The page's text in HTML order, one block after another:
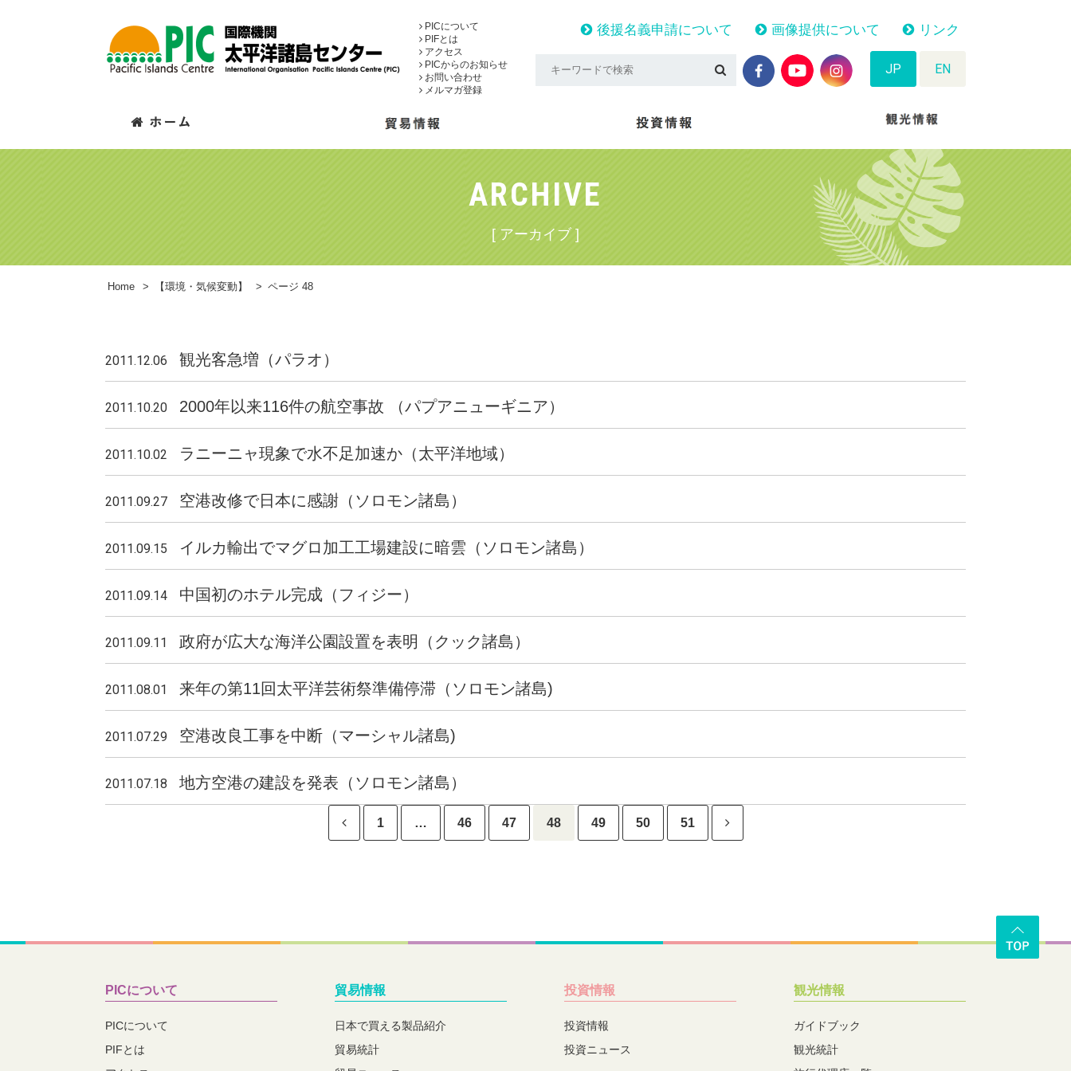
PICについて
PIFとは
アクセス
PICからのお知らせ
お問い合わせ
メルマガ登録
後援名義申請について 画像提供について リンク
JP EN
ARCHIVE
[ アーカイブ ]
Home > 【環境・気候変動】 > ページ 48
2011.12.06 観光客急増（パラオ）
2011.10.20 2000年以来116件の航空事故 （パプアニューギニア）
2011.10.02 ラニーニャ現象で水不足加速か（太平洋地域）
2011.09.27 空港改修で日本に感謝（ソロモン諸島）
2011.09.15 イルカ輸出でマグロ加工工場建設に暗雲（ソロモン諸島）
2011.09.14 中国初のホテル完成（フィジー）
2011.09.11 政府が広大な海洋公園設置を表明（クック諸島）
2011.08.01 来年の第11回太平洋芸術祭準備停滞（ソロモン諸島)
2011.07.29 空港改良工事を中断（マーシャル諸島)
2011.07.18 地方空港の建設を発表（ソロモン諸島）
1 … 46 47 48 49 50 51
PICについて
PICについて
PIFとは
貿易情報
日本で買える製品紹介
貿易統計
投資情報
投資情報
投資ニュース
観光情報
ガイドブック
観光統計